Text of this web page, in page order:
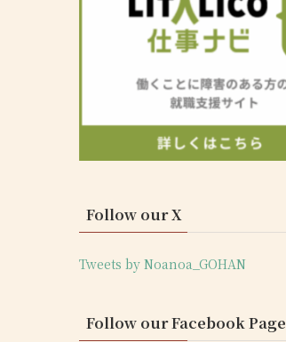
Follow our X
Tweets by Noanoa_GOHAN
Follow our Facebook Page